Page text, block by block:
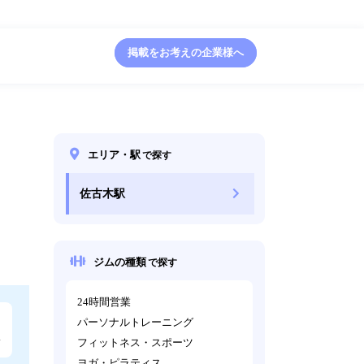
掲載をお考えの企業様へ
エリア・駅で探す
佐古木駅
ジムの種類で探す
24時間営業
パーソナルトレーニング
フィットネス・スポーツ